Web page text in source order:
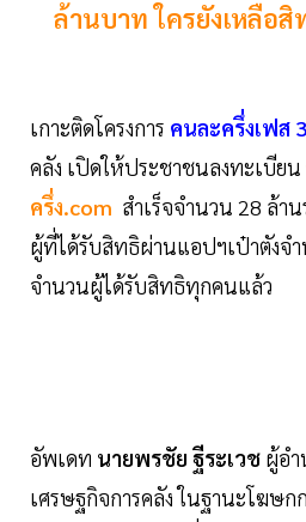
ล้านบาท ใครยังเหลือ
เกาะติดโครงการ คนละครึ่งเฟส 3
คลัง เปิดให้ประชาชนลงทะเบียน
ครึ่ง.com สำเร็จจำนวน 28 ล้า
ผู้ที่ได้รับสิทธิผ่านแอปฯเป๋าตังจ
จำนวนผู้ได้รับสิทธิทุกคนแล้ว
อัพเดท นายพรชัย ฐีระเวช ผู้อำ
เศรษฐกิจการคลัง ในฐานะโฆษก